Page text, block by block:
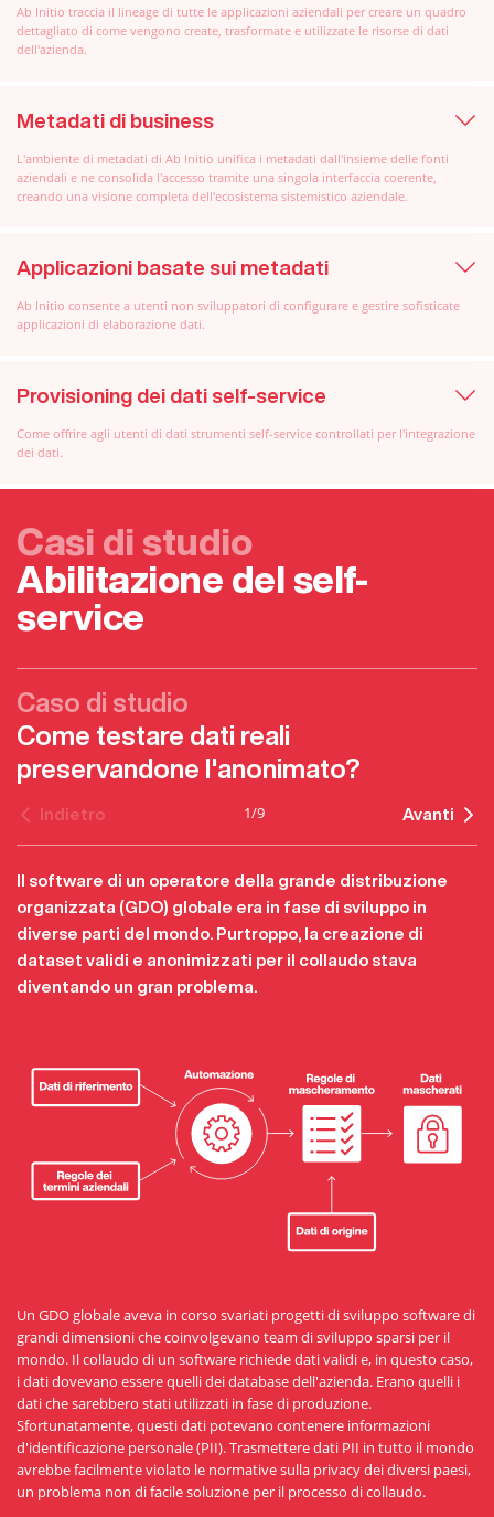
Ab Initio traccia il lineage di tutte le applicazioni aziendali per creare un quadro
dettagliato di come vengono create, trasformate e utilizzate le risorse di dati
dell'azienda.
Metadati di business
L'ambiente di metadati di Ab Initio unifica i metadati dall'insieme delle fonti
aziendali e ne consolida l'accesso tramite una singola interfaccia coerente,
creando una visione completa dell'ecosistema sistemistico aziendale.
Applicazioni basate sui metadati
Ab Initio consente a utenti non sviluppatori di configurare e gestire sofisticate
applicazioni di elaborazione dati.
Provisioning dei dati self-service
Come offrire agli utenti di dati strumenti self-service controllati per l'integrazione
dei dati.
Casi di studio
Abilitazione del self-
service
Caso di studio
Come testare dati reali
preservandone l'anonimato?
Indietro 1/9 Avanti
Il software di un operatore della grande distribuzione
organizzata (GDO) globale era in fase di sviluppo in
diverse parti del mondo. Purtroppo, la creazione di
dataset validi e anonimizzati per il collaudo stava
diventando un gran problema.
Un GDO globale aveva in corso svariati progetti di sviluppo software di
grandi dimensioni che coinvolgevano team di sviluppo sparsi per il
mondo. Il collaudo di un software richiede dati validi e, in questo caso,
i dati dovevano essere quelli dei database dell'azienda. Erano quelli i
dati che sarebbero stati utilizzati in fase di produzione.
Sfortunatamente, questi dati potevano contenere informazioni
d'identificazione personale (PII). Trasmettere dati PII in tutto il mondo
avrebbe facilmente violato le normative sulla privacy dei diversi paesi,
un problema non di facile soluzione per il processo di collaudo.